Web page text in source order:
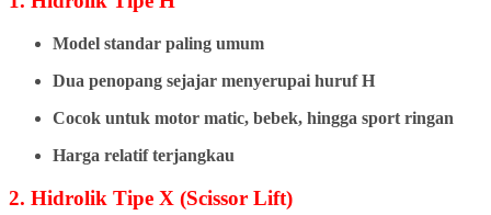
Model standar paling umum
Dua penopang sejajar menyerupai huruf H
Cocok untuk motor matic, bebek, hingga sport ringan
Harga relatif terjangkau
2. Hidrolik Tipe X (Scissor Lift)